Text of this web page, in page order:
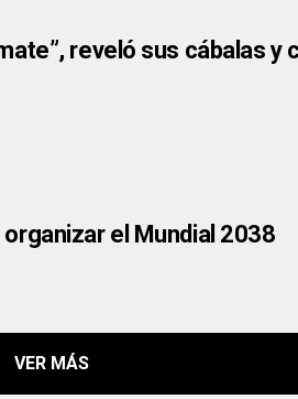
reveló sus cábalas
el Mundial 2038